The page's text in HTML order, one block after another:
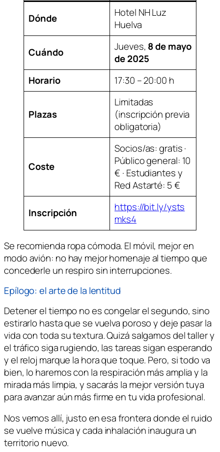
Dónde
Hotel NH Luz
Huelva
Cuándo Jueves, 8 de mayo
de 2025
Horario
17:30 – 20:00 h
Plazas
Limitadas
(inscripción previa
obligatoria)
Coste
Socios/as: gratis ·
Público general: 10
€ · Estudiantes y
Red Astarté: 5 €
Inscripción
https://bit.ly/ysts
mks4
Se recomienda ropa cómoda. El móvil, mejor en
modo avión: no hay mejor homenaje al tiempo que
concederle un respiro sin interrupciones.
Epílogo: el arte de la lentitud
Detener el tiempo no es congelar el segundo, sino
estirarlo hasta que se vuelva poroso y deje pasar la
vida con toda su textura. Quizá salgamos del taller y
el tráfico siga rugiendo, las tareas sigan esperando
y el reloj marque la hora que toque. Pero, si todo va
bien, lo haremos con la respiración más amplia y la
mirada más limpia, y sacarás la mejor versión tuya
para avanzar aún más firme en tu vida profesional.
Nos vemos allí, justo en esa frontera donde el ruido
se vuelve música y cada inhalación inaugura un
territorio nuevo.